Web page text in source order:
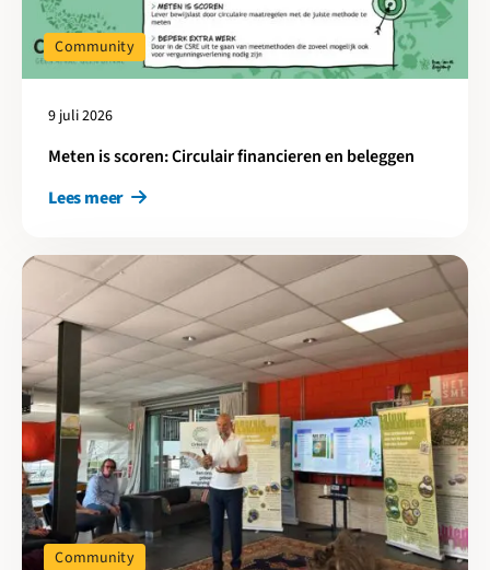
9 juli 2026
Meten is scoren: Circulair financieren en beleggen
Community
Lees meer
Community
Lees meer over Cirkelstad Amersfoort-Utrecht: 25 jaar EVA-